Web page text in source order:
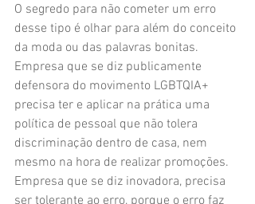
O segredo para não cometer um erro
desse tipo é olhar para além do conceito
da moda ou das palavras bonitas.
Empresa que se diz publicamente
defensora do movimento LGBTQIA+
precisa ter e aplicar na prática uma
política de pessoal que não tolera
discriminação dentro de casa, nem
mesmo na hora de realizar promoções.
Empresa que se diz inovadora, precisa
ser tolerante ao erro, porque o erro faz